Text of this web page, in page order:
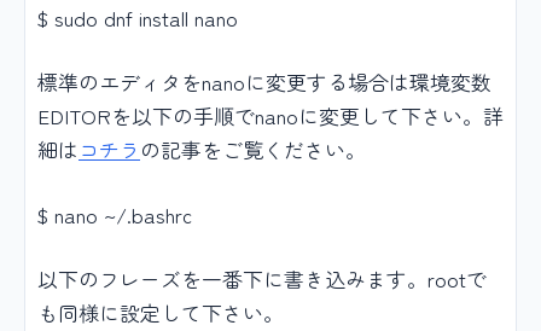
$ sudo dnf install nano
標準のエディタをnanoに変更する場合は環境変数
EDITORを以下の手順でnanoに変更して下さい。詳
細は コチラ の記事をご覧ください。
$ nano ~/.bashrc
以下のフレーズを一番下に書き込みます。rootで
も同様に設定して下さい。